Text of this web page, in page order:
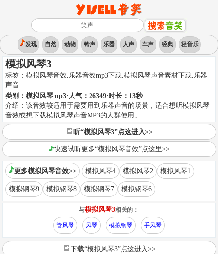
发现 自然 动物 铃声 乐器 人声 车声 经典 轻音乐
模拟风琴3
标签： 模拟风琴音效,乐器音效mp3下载,模拟风琴声音素材下载,乐器
声音
类别： 模拟风琴mp3·人气：26349·时长： 13秒
介绍： 该音效较适用于需要用到乐器声音的场景，适合想听模拟风琴
音效或想下载模拟风琴声音MP3的人群使用。
听“模拟风琴3”点这进入>>
快速试听更多“模拟风琴音效”点这里>>
更多模拟风琴音效>> 模拟风琴4 模拟风琴2 模拟风琴1
模拟钢琴9 模拟钢琴8 模拟钢琴7 模拟钢琴6
与模拟风琴3相关的：
管风琴 风琴 模拟钢琴 手风琴
下载“模拟风琴3”点这进入>>